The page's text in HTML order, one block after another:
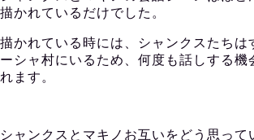
描かれているだけでした。
描かれている時には、シャンクスたちは
ーシャ村にいるため、何度も話しする機
れます。
シャンクスとマキノお互いをどう思って